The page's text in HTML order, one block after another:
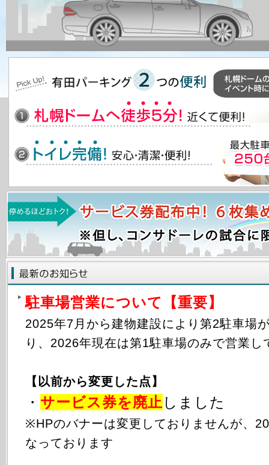
駐車場営業について【重要】
2025年7月から建物建設により第2駐車場
り、2026年現在は第1駐車場のみで営業し
【以前から変更した点】
・ サービス券を廃止 しました
※HPのバナーは変更しておりませんが、
なっております